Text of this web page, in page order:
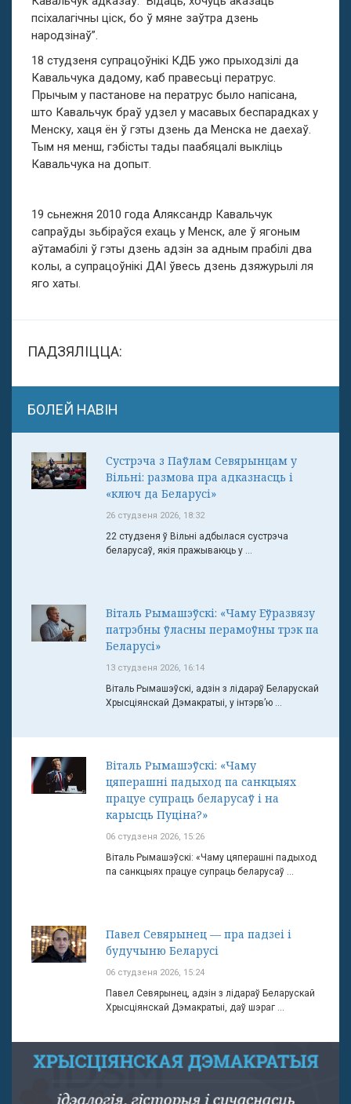
псіхалагічны ціск, бо ў мяне заўтра дзень
народзінаў”.
18 студзеня супрацоўнікі КДБ ужо прыходзілі да
Кавальчука дадому, каб правесьці ператрус.
Прычым у пастанове на ператрус было напісана,
што Кавальчук браў удзел у масавых беспарадках у
Менску, хаця ён ў гэты дзень да Менска не даехаў.
Тым ня менш, гэбісты тады паабяцалі выкліць
Кавальчука на допыт.
19 сьнежня 2010 года Аляксандр Кавальчук
сапраўды зьбіраўся ехаць у Менск, але ў ягоным
аўтамабілі ў гэты дзень адзін за адным прабілі два
колы, а супрацоўнікі ДАІ ўвесь дзень дзяжурылі ля
яго хаты.
ПАДЗЯЛІЦЦА:
БОЛЕЙ НАВІН
Сустрэча з Паўлам Севярынцам у
Вільні: размова пра адказнасць і
«ключ да Беларусі»
26 студзеня 2026, 18:32
22 студзеня ў Вільні адбылася сустрэча
беларусаў, якія пражываюць у ...
Віталь Рымашэўскі: «Чаму Еўразвязу
патрэбны ўласны перамоўны трэк па
Беларусі»
13 студзеня 2026, 16:14
Віталь Рымашэўскі, адзін з лідараў Беларускай
Хрысціянскай Дэмакратыі, у інтэрв’ю ...
Віталь Рымашэўскі: «Чаму
цяперашні падыход па санкцыях
працуе супраць беларусаў і на
карысць Пуціна?»
06 студзеня 2026, 15:26
Віталь Рымашэўскі: «Чаму цяперашні падыход
па санкцыях працуе супраць беларусаў ...
Павел Севярынец — пра падзеі і
будучыню Беларусі
06 студзеня 2026, 15:24
Павел Севярынец, адзін з лідараў Беларускай
Хрысціянскай Дэмакратыі, даў шэраг ...